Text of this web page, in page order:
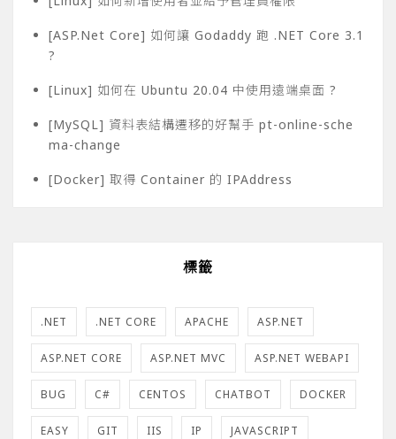
[ASP.Net Core] 如何讓 Godaddy 跑 .NET Core 3.1
?
[Linux] 如何在 Ubuntu 20.04 中使用遠端桌面 ?
[MySQL] 資料表結構遷移的好幫手 pt-online-sche
ma-change
[Docker] 取得 Container 的 IPAddress
標籤
.NET .NET CORE APACHE ASP.NET
ASP.NET CORE ASP.NET MVC ASP.NET WEBAPI
BUG C# CENTOS CHATBOT DOCKER
EASY GIT IIS IP JAVASCRIPT